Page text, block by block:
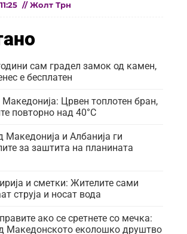
11:25 // Жолт Трн
сам градел замок од камен,
е бесплатен
Црвен топлотен бран,
повторно над 40°C
Македонија и Албанија ги
за заштита на планината
и сметки: Жителите сами
струја и носат вода
ако се сретнете со мечка:
Македонското еколошко друштво